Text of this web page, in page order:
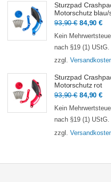
Sturzpad
Motorschutz blau/
93,90€
Preis
war:
93,90 €
84,90€
ist:
Kein
nach §19 (1) UStG.
zzgl.
Sturzpad
Motorschutz rot
93,90€
Preis
war:
93,90 €
84,90€
ist:
Kein
nach §19 (1) UStG.
zzgl.